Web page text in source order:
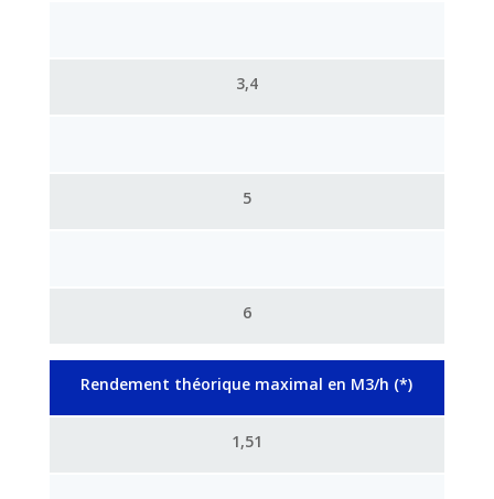
3,4
5
6
Rendement théorique maximal en M3/h (*)
1,51